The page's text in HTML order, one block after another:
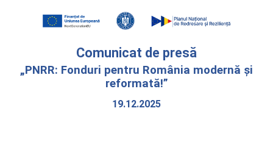
Comunicat de presă
„PNRR: Fonduri pentru România modernă și
reformată!”
19.12.2025